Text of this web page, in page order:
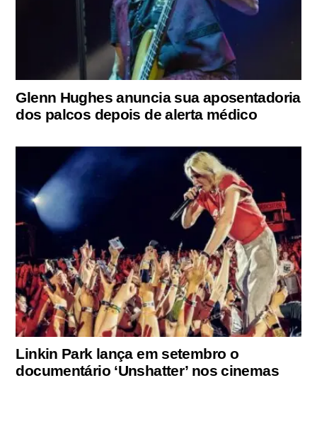
Glenn Hughes anuncia sua aposentadoria
dos palcos depois de alerta médico
Linkin Park lança em setembro o
documentário ‘Unshatter’ nos cinemas